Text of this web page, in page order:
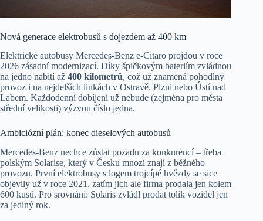
Nová generace elektrobusů s dojezdem až 400 km
Elektrické autobusy Mercedes-Benz e-Citaro projdou v roce
2026 zásadní modernizací. Díky špičkovým bateriím zvládnou
na jedno nabití až 400 kilometrů, což už znamená pohodlný
provoz i na nejdelších linkách v Ostravě, Plzni nebo Ústí nad
Labem. Každodenní dobíjení už nebude (zejména pro města
střední velikosti) výzvou číslo jedna.
Ambiciózní plán: konec dieselových autobusů
Mercedes-Benz nechce zůstat pozadu za konkurencí – třeba
polským Solarise, který v Česku mnozí znají z běžného
provozu. První elektrobusy s logem trojcípé hvězdy se sice
objevily už v roce 2021, zatím jich ale firma prodala jen kolem
600 kusů. Pro srovnání: Solaris zvládl prodat tolik vozidel jen
za jediný rok.